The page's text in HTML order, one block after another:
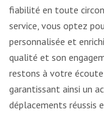
fiabilité en toute
service, vous optez
personnalisée et
qualité et son
restons à votre
garantissant ainsi un
déplacements réussis